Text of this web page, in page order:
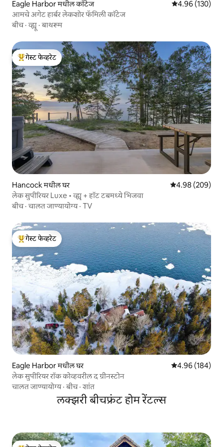
Eagle Harbor मधील कॉटेज 5 पैकी 4.96
4.96 (130)
आमचे अगेट हार्बर लेकशोर फॅमिली कॉटेज
बीच·व्ह्यू ·बाथरूम
टॉप गेस्ट फेव्हरेट
गेस्ट फेव्हरेट
Hancock मधील घर 5 पैकी 4.98
4.98 (209)
लेक सुपीरियर Luxe • व्ह्यू + हॉट टबमध्ये भिजवा
बीच·चालत जाण्यायोग्य· TV
टॉप गेस्ट फेव्हरेट
गेस्ट फेव्हरेट
Eagle Harbor मधील घर 5 पैकी 4.96
4.96 (184)
लेक सुपीरियर रॉक कोव्हवरील द ग्रीनस्टोन
चालत जाण्यायोग्य·बीच·शांत
लक्झरी बीचफ्रंट होम रेंटल्स